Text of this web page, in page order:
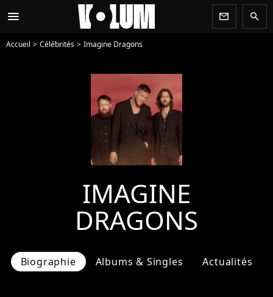
menu newsletter search
Accueil Célébrités Imagine Dragons
IMAGINE
DRAGONS
Biographie Albums & Singles Actualités